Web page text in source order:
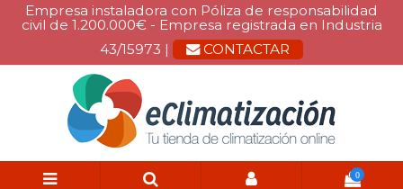
Empresa instaladora con Póliza de responsabilidad
civil de 1.200.000€ - Empresa registrada en Industria
43/15973 |
CONTACTAR
0